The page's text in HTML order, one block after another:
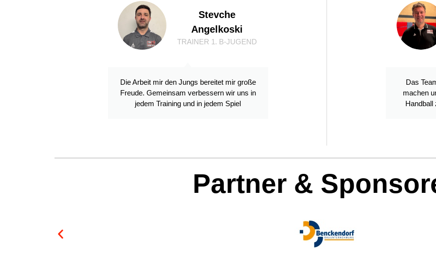
Die Arbeit mir den Jungs bereitet mir große
Freude. Gemeinsam verbessern wir uns in
jedem Training und in jedem Spiel
Stevche
Angelkoski
TRAINER 1. B-JUGEND
Das
machen
Handball
Partner &